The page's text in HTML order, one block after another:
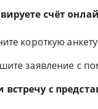
счёт
короткую
заявление с
встречу с